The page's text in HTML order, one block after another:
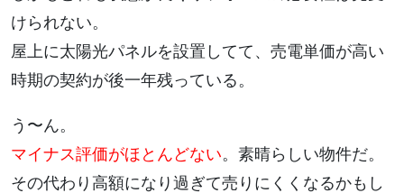
けられない。
屋上に太陽光パネルを設置してて、売電単価が高い
時期の契約が後一年残っている。
う〜ん。
マイナス評価がほとんどない。素晴らしい物件だ。
その代わり高額になり過ぎて売りにくくなるかもし